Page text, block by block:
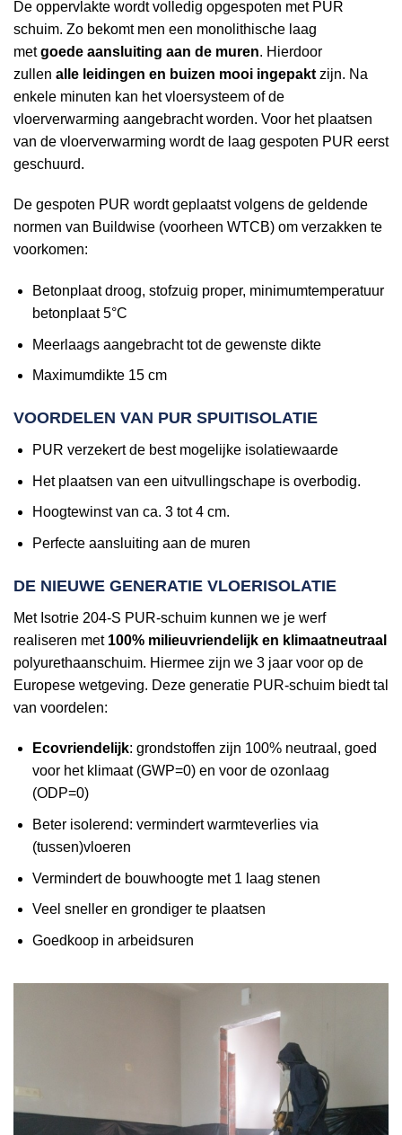
De oppervlakte wordt volledig opgespoten met PUR
schuim. Zo bekomt men een monolithische laag
metgoede aansluiting aan de muren. Hierdoor
zullen alle leidingen en buizen mooi ingepakt zijn. Na
enkele minuten kan het vloersysteem of de
vloerverwarming aangebracht worden. Voor het plaatsen
van de vloerverwarming wordt de laag gespoten PUR eerst
geschuurd.
De gespoten PUR wordt geplaatst volgens de geldende
normen van Buildwise (voorheen WTCB) om verzakken te
voorkomen:
Betonplaat droog, stofzuig proper, minimumtemperatuur
betonplaat 5°C
Meerlaags aangebracht tot de gewenste dikte
Maximumdikte 15 cm
VOORDELEN VAN PUR SPUITISOLATIE
PUR verzekert de best mogelijke isolatiewaarde
Het plaatsen van een uitvullingschape is overbodig.
Hoogtewinst van ca. 3 tot 4 cm.
Perfecte aansluiting aan de muren
DE NIEUWE GENERATIE VLOERISOLATIE
Met Isotrie 204-S PUR-schuim kunnen we je werf
realiseren met 100% milieuvriendelijk en klimaatneutraal
polyurethaanschuim. Hiermee zijn we 3 jaar voor op de
Europese wetgeving. Deze generatie PUR-schuim biedt tal
van voordelen:
Ecovriendelijk: grondstoffen zijn 100% neutraal, goed
voor het klimaat (GWP=0) en voor de ozonlaag
(ODP=0)
Beter isolerend: vermindert warmteverlies via
(tussen)vloeren
Vermindert de bouwhoogte met 1 laag stenen
Veel sneller en grondiger te plaatsen
Goedkoop in arbeidsuren